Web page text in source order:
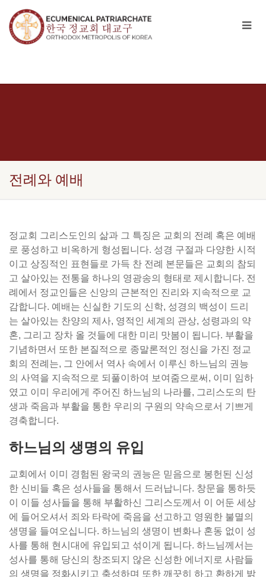
전례와 예배
정교회 그리스도인의 삶과 그 특징은 교회의 전례 혹은 예배
로 풍성하고 비옥하게 형성됩니다. 성경 구절과 다양한 시적
이고 상징적인 표현들로 가득 찬 전례 본문들은 교회의 참되
고 살아있는 전통을 하나의 영광송의 형태로 제시합니다. 전
례에서 정교인들은 신앙의 근본적인 진리와 지속적으로 교
감합니다. 예배는 신실한 기도의 신학, 성경의 백성이 드리
는 살아있는 찬양의 제사, 영적인 세계의 관상, 성령과의 약
혼, 그리고 장차 올 것들에 대한 미리 맛봄이 됩니다. 부활을
기념하면서 또한 본질적으로 종말론적인 정신을 가진 정교
회의 전례는, 그 안에서 역사 속에서 이루신 하느님의 권능
의 사역을 지속적으로 되풀이하여 보여줌으로써, 이미 임하
였고 이미 우리에게 주어진 하느님의 나라를, 그리스도의 탄
생과 죽음과 부활을 통한 우리의 구원의 약속으로서 기쁘게
경축합니다.
하느님의 생명의 유입
교회에서 이미 경험된 왕국의 권능은 믿음으로 봉헌된 신성
한 신비들 혹은 성사들을 통해서 드러납니다. 창문을 통하듯
이 이들 성사들을 통해 부활하신 그리스도께서 이 어둔 세상
에 들어오셔서 죄와 타락에 죽음을 선고하고 영원한 불멸의
생명을 들여오십니다. 하느님의 생명이 변화나 혼동 없이 성
사를 통해 현시대에 유입되고 섞이게 됩니다. 하느님께서는
성사를 통해 당신의 창조되지 않은 신성한 에너지로 사람들
의 생명을 정화시키고 축성하며 또한 깨끗히 하고 환하게 밝